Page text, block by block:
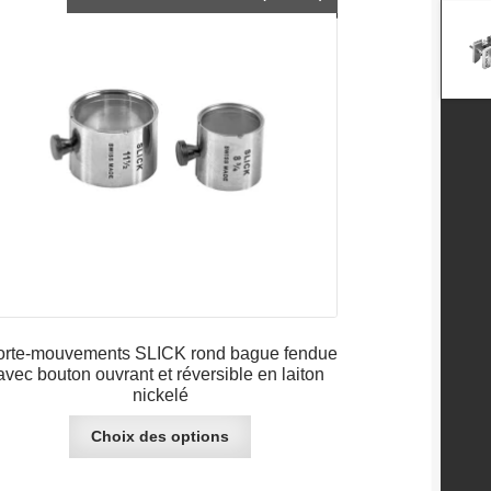
peuvent
la
page
du
produit
mouvements SLICK rond bague fendue
bouton ouvrant et réversible en laiton
nickelé
de
CHF 33.90
Choix des options